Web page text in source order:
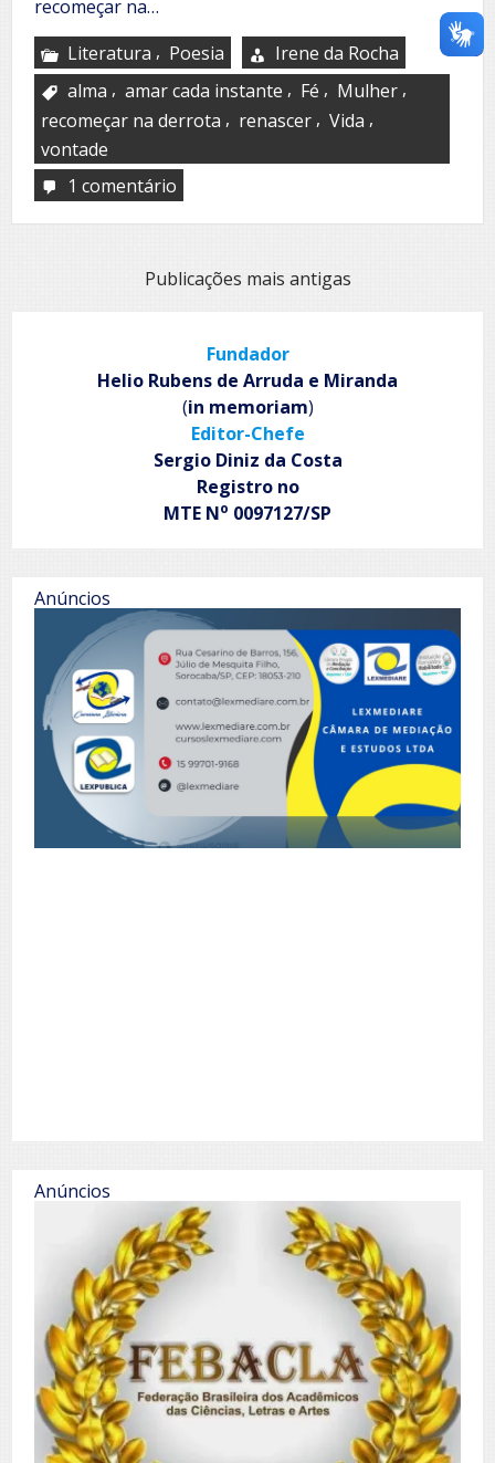
recomeçar na…
Literatura , Poesia
Irene da Rocha
alma , amar cada instante , Fé , Mulher ,
recomeçar na derrota , renascer , Vida ,
vontade
1 comentário
pensamento
NavegaçãoPublicações mais antigas
Fundador
Helio Rubens de Arruda e Miranda
(in memoriam)
Editor-Chefe
Sergio Diniz da Costa
Registro no
MTE No 0097127/SP
Anúncios
Anúncios